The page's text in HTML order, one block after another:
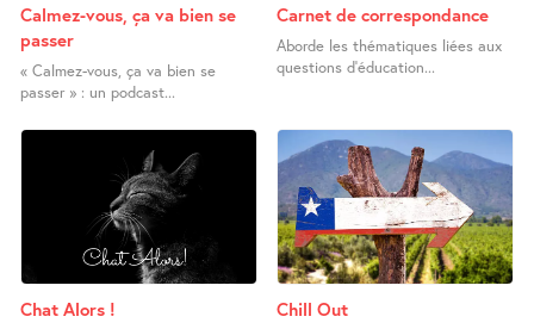
Calmez-vous, ça va bien se
passer
« Calmez-vous, ça va bien se
passer » : un podcast...
Carnet de correspondance
Aborde les thématiques liées aux
questions d’éducation...
Chat Alors ! Chill Out